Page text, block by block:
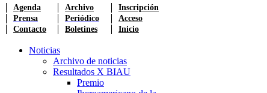
Agenda Archivo
Inscripción
Prensa
Periódico
Acceso
Contacto
Boletines Inicio
Noticias
Archivo de noticias
Resultados X BIAU
Premio